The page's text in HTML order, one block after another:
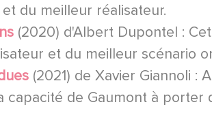
du meilleur réalisateur.
(2020) d'Albert Dupontel :
et du meilleur scénario
(2021) de Xavier Giannoli :
capacité de Gaumont à